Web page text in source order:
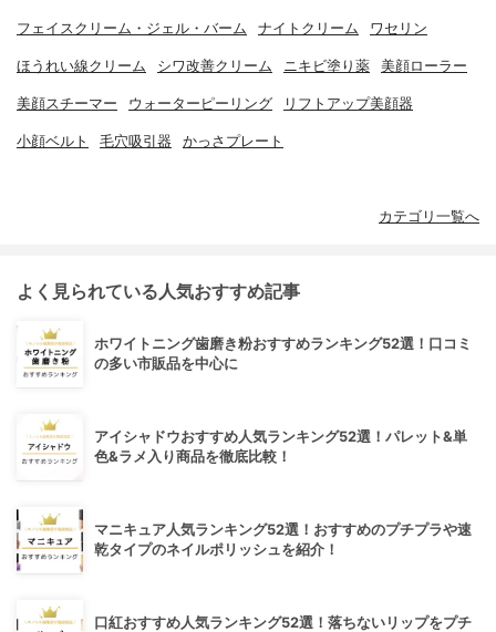
フェイスクリーム・ジェル・バーム ナイトクリーム ワセリン
ほうれい線クリーム シワ改善クリーム ニキビ塗り薬 美顔ローラー
美顔スチーマー ウォーターピーリング リフトアップ美顔器
小顔ベルト 毛穴吸引器 かっさプレート
カテゴリ一覧へ
よく見られている人気おすすめ記事
ホワイトニング歯磨き粉おすすめランキング52選！口コミ
の多い市販品を中心に
アイシャドウおすすめ人気ランキング52選！パレット&単
色&ラメ入り商品を徹底比較！
マニキュア人気ランキング52選！おすすめのプチプラや速
乾タイプのネイルポリッシュを紹介！
口紅おすすめ人気ランキング52選！落ちないリップをプチ